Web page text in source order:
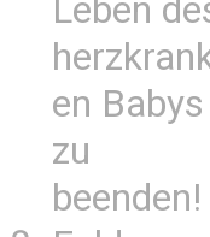
Leben
en Babys
zu
beenden!